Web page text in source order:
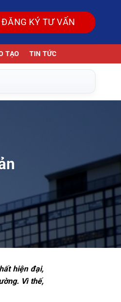
ĐĂNG KÝ TƯ VẤN
TẠO TIN TỨC
hiện đại,
Vì thế,